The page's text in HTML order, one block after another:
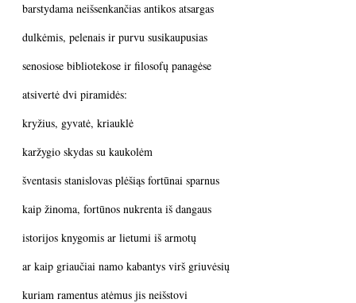
barstydama neišsenkančias antikos atsargas
dulkėmis, pelenais ir purvu susikaupusias
senosiose bibliotekose ir filosofų panagėse
atsivertė dvi piramidės:
kryžius, gyvatė, kriauklė
karžygio skydas su kaukolėm
šventasis stanislovas plėšiąs fortūnai sparnus
kaip žinoma, fortūnos nukrenta iš dangaus
istorijos knygomis ar lietumi iš armotų
ar kaip griaučiai namo kabantys virš griuvėsių
kuriam ramentus atėmus jis neišstovi